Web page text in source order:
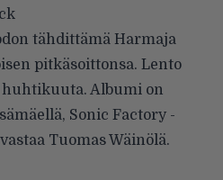
tähdittämä Harmaja
pitkäsoittonsa. Lento
huhtikuuta. Albumi on
Sonic Factory -
Tuomas Wäinölä.